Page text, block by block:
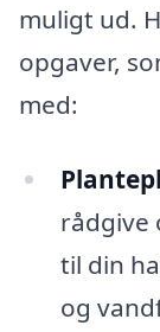
muligt ud.
opgaver,
med:
rådgive
til din
og